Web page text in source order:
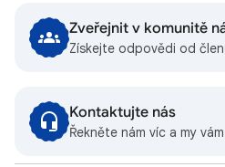
Zveřejnit v komunitě
Získejte odpovědi od
Kontaktujte nás
Řekněte nám víc a my